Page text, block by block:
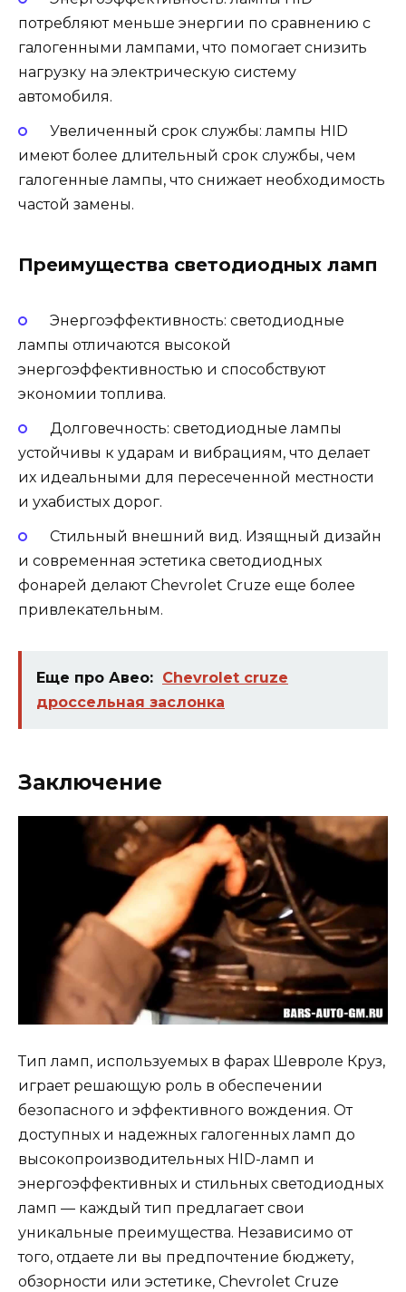
потребляют меньше энергии по сравнению с
галогенными лампами, что помогает снизить
нагрузку на электрическую систему
автомобиля.
Увеличенный срок службы: лампы HID
имеют более длительный срок службы, чем
галогенные лампы, что снижает необходимость
частой замены.
Преимущества светодиодных ламп
Энергоэффективность: светодиодные
лампы отличаются высокой
энергоэффективностью и способствуют
экономии топлива.
Долговечность: светодиодные лампы
устойчивы к ударам и вибрациям, что делает
их идеальными для пересеченной местности
и ухабистых дорог.
Стильный внешний вид. Изящный дизайн
и современная эстетика светодиодных
фонарей делают Chevrolet Cruze еще более
привлекательным.
Еще про Авео: Chevrolet cruze
дроссельная заслонка
Заключение
Тип ламп, используемых в фарах Шевроле Круз,
играет решающую роль в обеспечении
безопасного и эффективного вождения. От
доступных и надежных галогенных ламп до
высокопроизводительных HID-ламп и
энергоэффективных и стильных светодиодных
ламп — каждый тип предлагает свои
уникальные преимущества. Независимо от
того, отдаете ли вы предпочтение бюджету,
обзорности или эстетике, Chevrolet Cruze